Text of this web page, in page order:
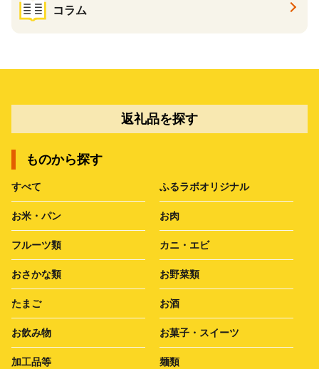
コラム
返礼品を探す
ものから探す
すべて ふるラボオリジナル
お米・パン お肉
フルーツ類 カニ・エビ
おさかな類 お野菜類
たまご お酒
お飲み物 お菓子・スイーツ
加工品等 麺類